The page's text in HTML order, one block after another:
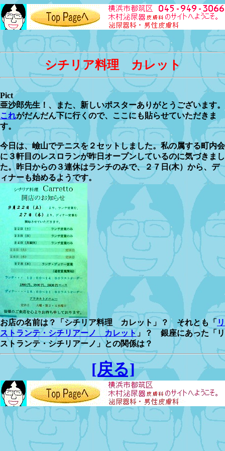
シチリア料理 カレット
Pict
亜沙郎先生！、また、新しいポスターありがとうございます。
これがだんだん下に行くので、ここにも貼らせていただきま
す。
今日は、嶮山でテニスを２セットしました。私の属する町内会
に３軒目のレスロランが昨日オープンしているのに気づきまし
た。昨日からの３連休はランチのみで、２７日(木）から、デ
ィナーも始めるようです。
お店の名前は？「シチリア料理 カレット」？ それとも「 リ
ストランテ・シチリアーノ カレット」？ 銀座にあった「リ
ストランテ・シチリアーノ」との関係は？
[戻る]